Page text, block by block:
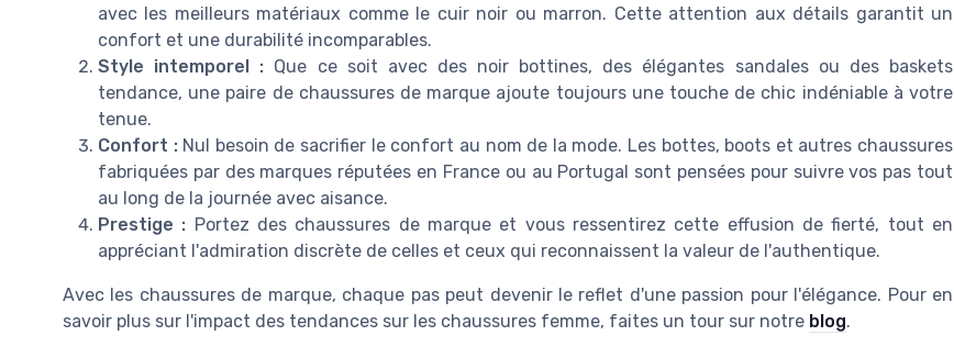
avec les meilleurs matériaux comme le cuir noir ou marron. Cette attention aux détails garantit un
confort et une durabilité incomparables.
Style intemporel : Que ce soit avec des noir bottines, des élégantes sandales ou des baskets
tendance, une paire de chaussures de marque ajoute toujours une touche de chic indéniable à votre
tenue.
Confort :Nul besoin de sacrifier le confort au nom de la mode. Les bottes, boots et autres chaussures
fabriquées par des marques réputées en France ou au Portugal sont pensées pour suivre vos pas tout
au long de la journée avec aisance.
Prestige : Portez des chaussures de marque et vous ressentirez cette effusion de fierté, tout en
appréciant l'admiration discrète de celles et ceux qui reconnaissent la valeur de l'authentique.
Avec les chaussures de marque, chaque pas peut devenir le reflet d'une passion pour l'élégance. Pour en
savoir plus sur l'impact des tendances sur les chaussures femme, faites un tour sur notre blog.